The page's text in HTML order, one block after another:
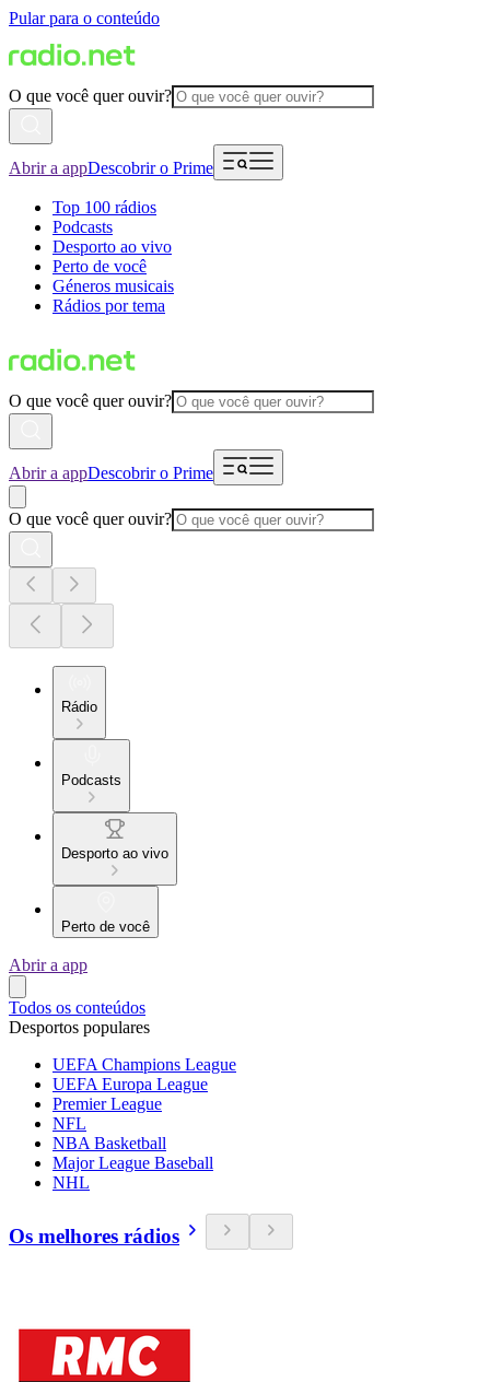
Pular para o conteúdo
O que você quer ouvir?
Abrir a appDescobrir o Prime
Top 100 rádios
Podcasts
Desporto ao vivo
Perto de você
Géneros musicais
Rádios por tema
O que você quer ouvir?
Abrir a appDescobrir o Prime
O que você quer ouvir?
Rádio
Podcasts
Desporto ao vivo
Perto de você
Abrir a app
Todos os conteúdos
Desportos populares
UEFA Champions League
UEFA Europa League
Premier League
NFL
NBA Basketball
Major League Baseball
NHL
Os melhores rádios